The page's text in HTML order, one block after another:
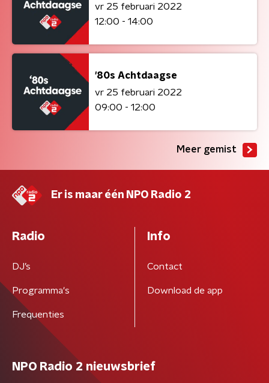
vr 25 februari 2022
12:00 - 14:00
'80s Achtdaagse
vr 25 februari 2022
09:00 - 12:00
Meer gemist
Er is maar één NPO Radio 2
Radio
DJ’s
Programma's
Frequenties
Info
Contact
Download de app
NPO Radio 2 nieuwsbrief